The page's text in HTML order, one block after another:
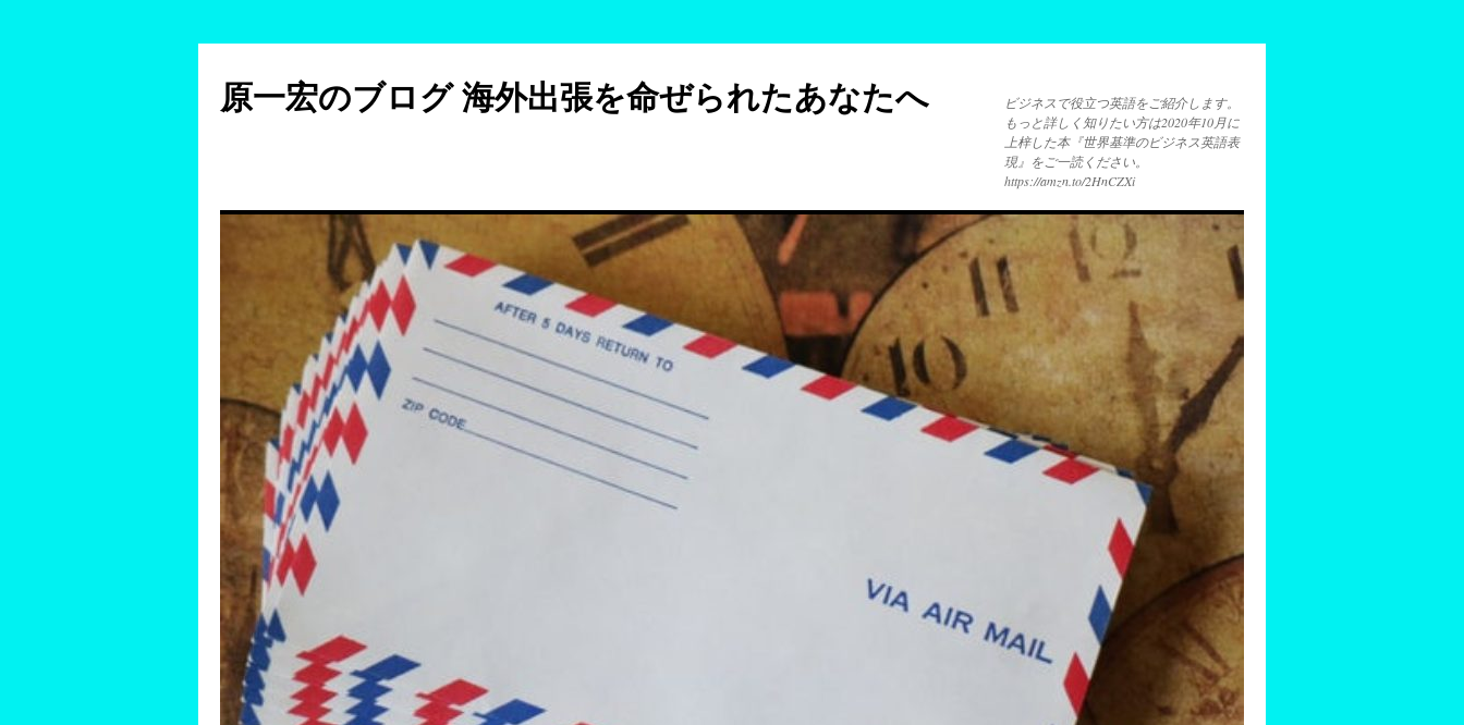
テ
ン
ッ
原一宏のブログ 海外出張を命ぜられたあなたへ
ビジネスで役立つ英語をご紹介します。
もっと詳しく知りたい方は2020年10月に
上梓した本『世界基準のビジネス英語表
現』をご一読ください。
https://amzn.to/2HnCZXi